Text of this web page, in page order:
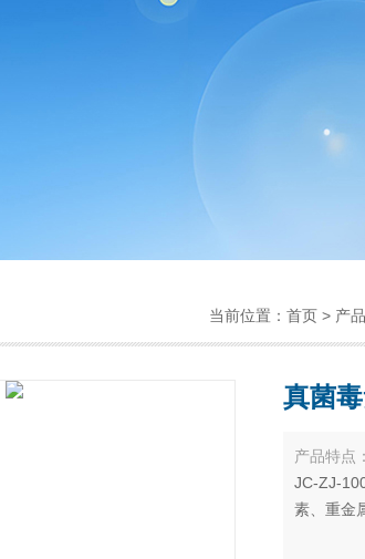
当前位置： 首页 > 产
真菌
产品特点
JC-ZJ-
素、重金